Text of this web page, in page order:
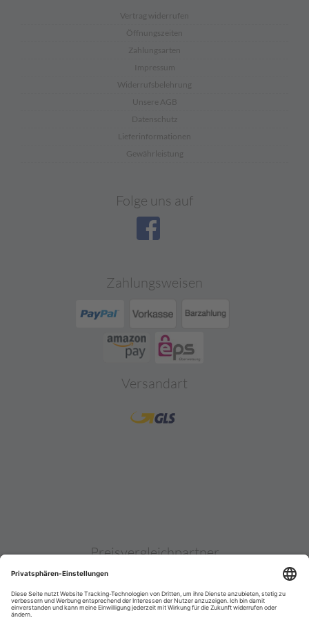
Vertrag widerrufen
Öffnungszeiten
Zahlungsarten
Impressum
Widerrufsbelehrung
Unsere AGB
Datenschutz
Lieferinformationen
Gewährleistung
Folge uns auf
Zahlungsweisen
Versandart
Preisvergleichpartner